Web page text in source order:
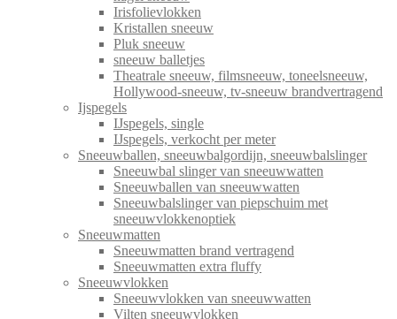
Irisfolievlokken
Kristallen sneeuw
Pluk sneeuw
sneeuw balletjes
Theatrale sneeuw, filmsneeuw, toneelsneeuw,
Hollywood-sneeuw, tv-sneeuw brandvertragend
Ijspegels
IJspegels, single
IJspegels, verkocht per meter
Sneeuwballen, sneeuwbalgordijn, sneeuwbalslinger
Sneeuwbal slinger van sneeuwwatten
Sneeuwballen van sneeuwwatten
Sneeuwbalslinger van piepschuim met
sneeuwvlokkenoptiek
Sneeuwmatten
Sneeuwmatten brand vertragend
Sneeuwmatten extra fluffy
Sneeuwvlokken
Sneeuwvlokken van sneeuwwatten
Vilten sneeuwvlokken